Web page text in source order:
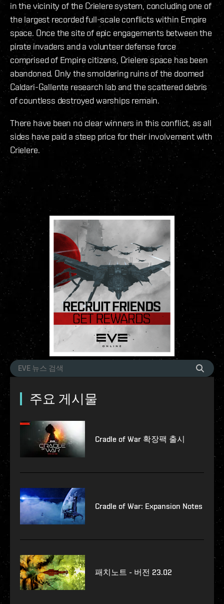
in the vicinity of the Crielere system, concluding one of
the largest recorded full-scale conflicts within Empire
space. Once the site of epic engagements between the
pirate invaders and a volunteer defense force
comprised of Empire citizens, Crielere space has been
abandoned. Only the smoldering ruins of the doomed
Caldari-Gallente research lab and the scattered debris
of countless destroyed warships remain.
There have been no clear winners in this conflict, as all
sides have paid a steep price for their involvement with
Crielere.
주요 게시물
Cradle of War 확장팩 출시
Cradle of War: Expansion Notes
패치노트 - 버전 23.02